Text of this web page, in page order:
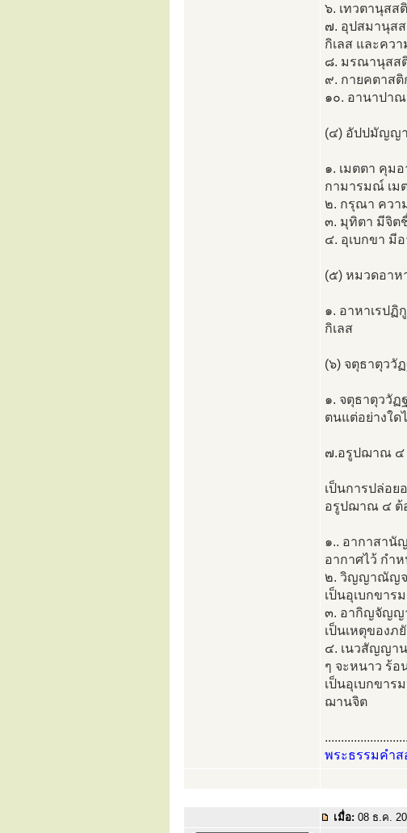
๖. เทวตานุสส
๗. อุปสมานุส
กิเลส และคว
๘. มรณานุสสติ
๙. กายคตาสติ
๑๐. อานาปา
(๔) อัปปมัญญ
๑. เมตตา คุม
กามารมณ์ เม
๒. กรุณา ควา
๓. มุทิตา มีจิต
๔. อุเบกขา มี
(๕) หมวดอา
๑. อาหาเรปฏิ
กิเลส
(๖) จตุธาตุววั
๑. จตุธาตุววั
ตนแต่อย่างใด
๗.อรูปฌาณ ๔
เป็นการปล่อ
อรูปฌาณ ๔ ต้
๑.. อากาสานั
อากาศไว้ กำ
๒. วิญญาณัญจ
เป็นอุเบกขาร
๓. อากิญจัญญ
เป็นเหตุของภ
๔. เนวสัญญา
ๆ จะหนาว ร้อ
เป็นอุเบกขา
ฌานจิต
พระธรรมคำ
เมื่อ: 08 ธ.ค.